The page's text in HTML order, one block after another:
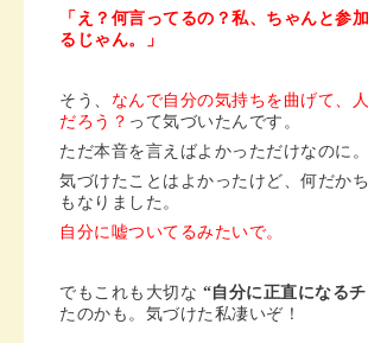
「え？何言ってるの？私、ちゃんと参
るじゃん。」
そう、 なんで自分の気持ちを曲げて、
だろう？ って気づいたんです。
ただ本音を言えばよかっただけなのに。
気づけたことはよかったけど、何だか
もなりました。
自分に嘘ついてるみたいで。
でもこれも大切な “自分に正直になる
たのかも。気づけた私凄いぞ！